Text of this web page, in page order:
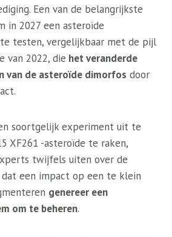
Een van de belangrijkste
in 2027 een asteroïde
testen, vergelijkbaar met de pijl
van 2022, die het veranderde
van de asteroïde dimorfos door
soortgelijk experiment uit te
XF261 -asteroïde te raken,
twijfels uiten over de
een impact op een te klein
genereer een
om te beheren.